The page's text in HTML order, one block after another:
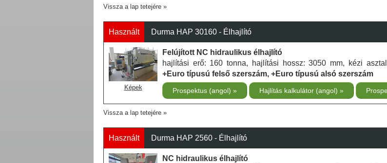
Vissza a lap tetejére
Használt Durma HAP 30160 - Élhajlító
Képek
Felújított NC hidraulikus élhajlító
hajlítási erő: 160 tonna, hajlítási hossz: 3050 mm, kézi
+Euro típusú felső szerszám, +Euro típusú alsó szerszám
Prospektus (angol) Hajlítás kalkulátor (angol)
Vissza a lap tetejére
Használt Durma HAP 2560 - Élhajlító
NC hidraulikus élhajlító